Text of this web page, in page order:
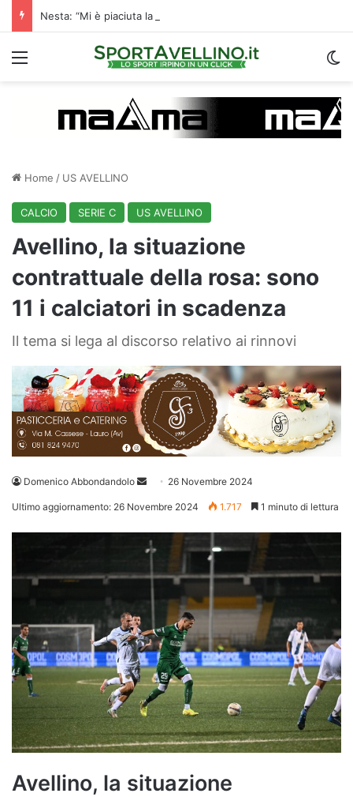
Menu
Home / US AVELLINO
CALCIO SERIE C US AVELLINO
Avellino, la situazione
contrattuale della rosa: sono
11 i calciatori in scadenza
Il tema si lega al discorso relativo ai rinnovi
Domenico Abbondandolo
Invia 26 Novembre 2024
Ultimo aggiornamento: 26 Novembre 2024 1.717 1 minuto di lettura
Avellino, la situazione